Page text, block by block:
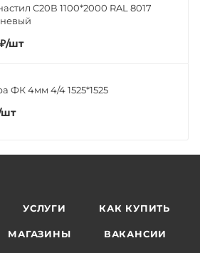
C20В 1100*2000 RAL 8017
₽/шт
ФК 4мм 4/4 1525*1525
УСЛУГИ КАК КУПИТЬ
МАГАЗИНЫ ВАКАНСИИ